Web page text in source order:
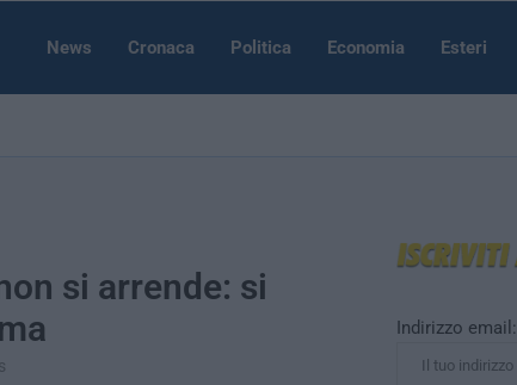
News Cronaca Politica Economia Esteri
si arrende: si
Indirizzo email: